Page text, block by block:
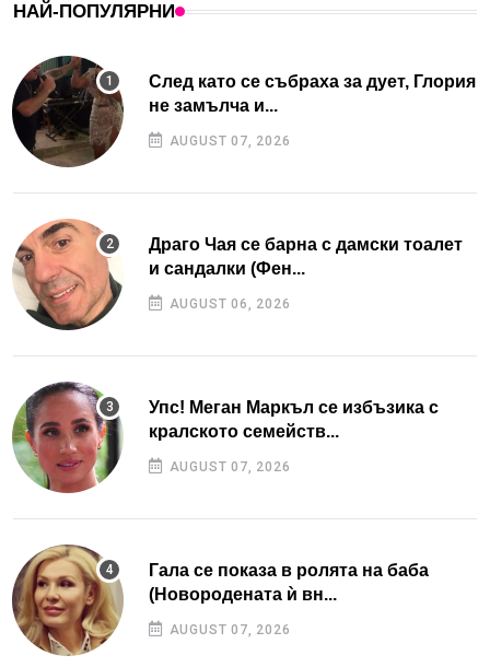
НАЙ-ПОПУЛЯРНИ
След като се събраха за дует, Глория
не замълча и...
AUGUST 07, 2026
Драго Чая се барна с дамски тоалет
и сандалки (Фен...
AUGUST 06, 2026
Упс! Меган Маркъл се избъзика с
кралското семейств...
AUGUST 07, 2026
Гала се показа в ролята на баба
(Новородената ѝ вн...
AUGUST 07, 2026